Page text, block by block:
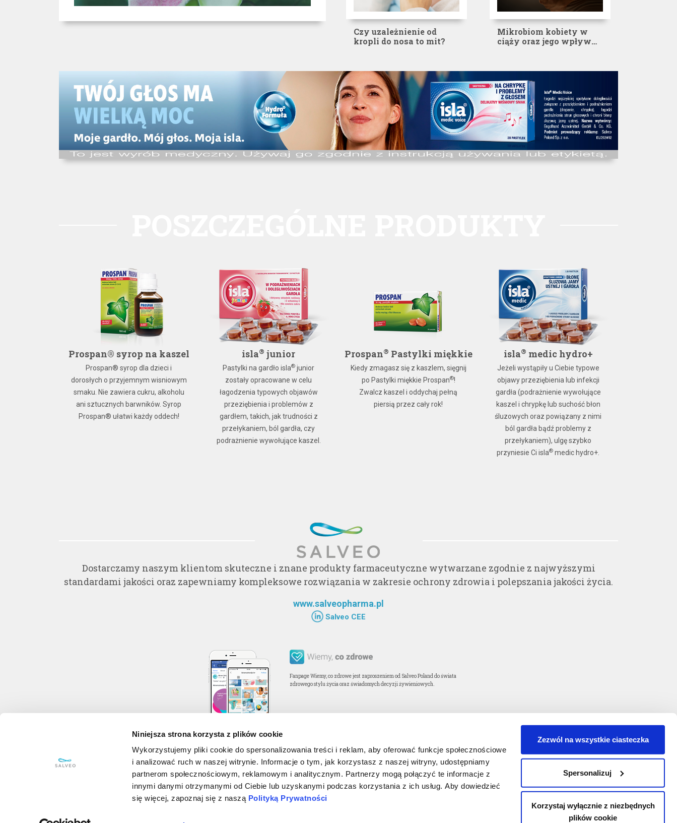
Niniejsza strona korzysta z plików cookie
Wykorzystujemy pliki cookie do spersonalizowania treści i reklam, aby oferować funkcje społecznościowe
i analizować ruch w naszej witrynie. Informacje o tym, jak korzystasz z naszej witryny, udostępniamy
partnerom społecznościowym, reklamowym i analitycznym. Partnerzy mogą połączyć te informacje z
innymi danymi otrzymanymi od Ciebie lub uzyskanymi podczas korzystania z ich usług. Aby dowiedzieć
się więcej, zapoznaj się z naszą Polityką Prywatności
Zezwól na wszystkie ciasteczka
Spersonalizuj
Korzystaj wyłącznie z niezbędnych
plików cookie
Czy uzależnienie od
kropli do nosa to mit?
Mikrobiom kobiety w
ciąży oraz jego wpływ
Prospan® syrop na kaszel
Prospan® syrop dla dzieci i
dorosłych o przyjemnym wisniowym
smaku. Nie zawiera cukru, alkoholu
ani sztucznych barwników. Syrop
Prospan® ułatwi każdy oddech!
isla® junior
Pastylki na gardło isla® junior
zostały opracowane w celu
łagodzenia typowych objawów
przeziębienia i problemów z
gardłem, takich, jak trudności z
przełykaniem, ból gardła, czy
podrażnienie wywołujące kaszel.
Prospan® Pastylki miękkie
Kiedy zmagasz się z kaszlem, sięgnij
po Pastylki miękkie Prospan®!
Zwalcz kaszel i oddychaj pełną
piersią przez cały rok!
isla® medic hydro+
Jeżeli wystąpiły u Ciebie typowe
objawy przeziębienia lub infekcji
gardła (podrażnienie wywołujące
kaszel i chrypkę lub suchość błon
śluzowych oraz powiązany z nimi
ból gardła bądź problemy z
przełykaniem), ulgę szybko
przyniesie Ci isla® medic hydro+.
Dostarczamy naszym klientom skuteczne i znane produkty farmaceutyczne wytwarzane zgodnie z najwyższymi
standardami jakości oraz zapewniamy kompleksowe rozwiązania w zakresie ochrony zdrowia i polepszania jakości życia.
www.salveopharma.pl
Salveo CEE
Fanpage Wiemy, co zdrowe jest zaproszeniem od Salveo Poland do świata
zdrowego stylu życia oraz świadomych decyzji żywieniowych.
Regulamin serwisu
/
izrada web stranicaby The Big iDEA Lab